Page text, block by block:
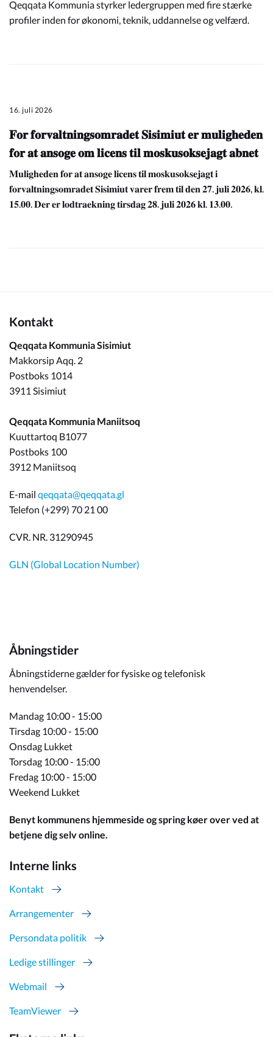
Qeqqata Kommunia styrker ledergruppen med fire stærke
profiler inden for økonomi, teknik, uddannelse og velfærd.
16. juli 2026
𝐅𝐨𝐫 𝐟𝐨𝐫𝐯𝐚𝐥𝐭𝐧𝐢𝐧𝐠𝐬𝐨𝐦𝐫𝐚𝐝𝐞𝐭 𝐒𝐢𝐬𝐢𝐦𝐢𝐮𝐭 𝐞𝐫 𝐦𝐮𝐥𝐢𝐠𝐡𝐞𝐝𝐞𝐧
𝐟𝐨𝐫 𝐚𝐭 𝐚𝐧𝐬𝐨𝐠𝐞 𝐨𝐦 𝐥𝐢𝐜𝐞𝐧𝐬 𝐭𝐢𝐥 𝐦𝐨𝐬𝐤𝐮𝐬𝐨𝐤𝐬𝐞𝐣𝐚𝐠𝐭 𝐚𝐛𝐧𝐞𝐭
𝐌𝐮𝐥𝐢𝐠𝐡𝐞𝐝𝐞𝐧 𝐟𝐨𝐫 𝐚𝐭 𝐚𝐧𝐬𝐨𝐠𝐞 𝐥𝐢𝐜𝐞𝐧𝐬 𝐭𝐢𝐥 𝐦𝐨𝐬𝐤𝐮𝐬𝐨𝐤𝐬𝐞𝐣𝐚𝐠𝐭 𝐢
𝐟𝐨𝐫𝐯𝐚𝐥𝐭𝐧𝐢𝐧𝐠𝐬𝐨𝐦𝐫𝐚𝐝𝐞𝐭 𝐒𝐢𝐬𝐢𝐦𝐢𝐮𝐭 𝐯𝐚𝐫𝐞𝐫 𝐟𝐫𝐞𝐦 𝐭𝐢𝐥 𝐝𝐞𝐧 𝟐𝟕. 𝐣𝐮𝐥𝐢 𝟐𝟎𝟐𝟔, 𝐤𝐥.
𝟏𝟓.𝟎𝟎. 𝐃𝐞𝐫 𝐞𝐫 𝐥𝐨𝐝𝐭𝐫𝐚𝐞𝐤𝐧𝐢𝐧𝐠 𝐭𝐢𝐫𝐬𝐝𝐚𝐠 𝟐𝟖. 𝐣𝐮𝐥𝐢 𝟐𝟎𝟐𝟔 𝐤𝐥. 𝟏𝟑.𝟎𝟎.
Kontakt
Qeqqata Kommunia Sisimiut
Makkorsip Aqq. 2
Postboks 1014
3911 Sisimiut
Qeqqata Kommunia Maniitsoq
Kuuttartoq B1077
Postboks 100
3912 Maniitsoq
E-mail qeqqata@qeqqata.gl
Telefon (+299) 70 21 00
CVR. NR. 31290945
GLN (Global Location Number)
Åbningstider
Åbningstiderne gælder for fysiske og telefonisk
henvendelser.
Mandag 10:00 - 15:00
Tirsdag 10:00 - 15:00
Onsdag Lukket
Torsdag 10:00 - 15:00
Fredag 10:00 - 15:00
Weekend Lukket
Benyt kommunens hjemmeside og spring køer over ved at
betjene dig selv online.
Interne links
Kontakt
Arrangementer
Persondata politik
Ledige stillinger
Webmail
TeamViewer